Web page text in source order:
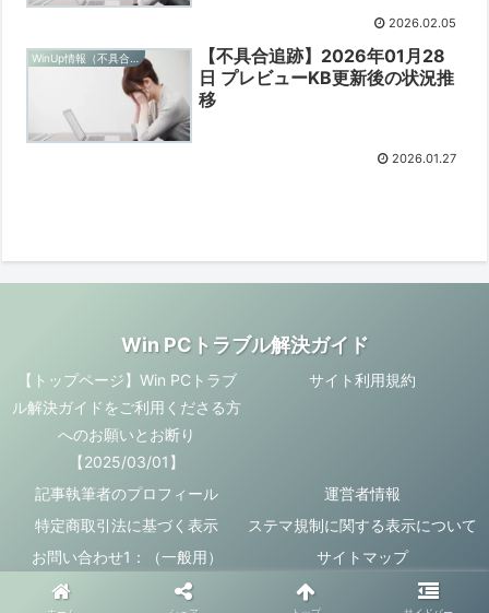
2026.02.05
【不具合追跡】2026年01月28
日 プレビューKB更新後の状況推
移
2026.01.27
Win PCトラブル解決ガイド
【トップページ】Win PCトラブ
ル解決ガイドをご利用くださる方
へのお願いとお断り
【2025/03/01】
サイト利用規約
記事執筆者のプロフィール
運営者情報
特定商取引法に基づく表示
ステマ規制に関する表示について
お問い合わせ1：（一般用）
サイトマップ
© 2025 Win PCトラブル解決ガイド.